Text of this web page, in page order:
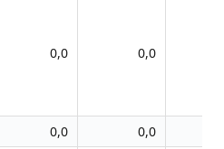
0,0 0,0
0,0
0,0